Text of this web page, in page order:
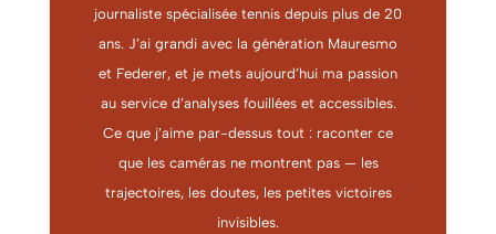
journaliste spécialisée tennis depuis plus de 20
ans. J’ai grandi avec la génération Mauresmo
et Federer, et je mets aujourd’hui ma passion
au service d’analyses fouillées et accessibles.
Ce que j’aime par-dessus tout : raconter ce
que les caméras ne montrent pas — les
trajectoires, les doutes, les petites victoires
invisibles.